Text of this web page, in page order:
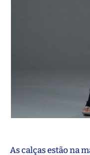
As calças estão na